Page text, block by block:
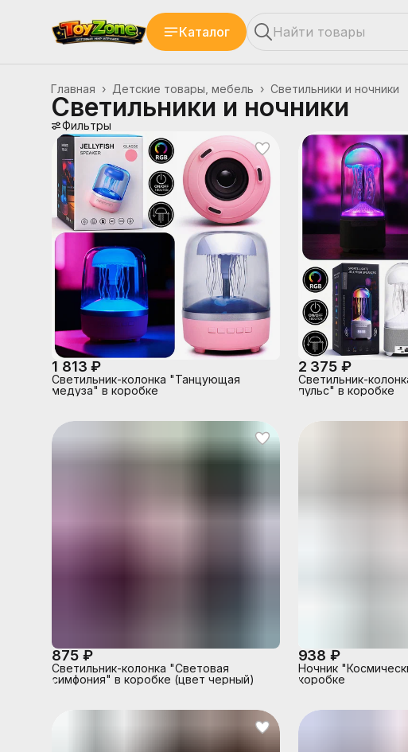
Каталог
Светильники и ночники
Детские товары, мебель ›
Главная ›
Светильники и ночники
Фильтры
1 813 ₽
Светильник-колонка "Танцующая
медуза" в коробке
2 375 ₽
Светильник-
пульс" в коробке
875 ₽
Светильник-колонка "Световая
симфония" в коробке (цвет черный)
938 ₽
Ночник
коробке